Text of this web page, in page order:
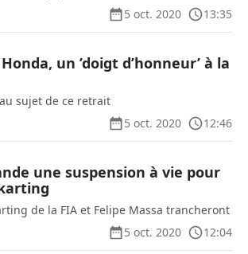
5 oct. 2020
13:35
un ’doigt d’honneur’ à la
sujet de ce retrait
5 oct. 2020
12:46
une suspension à vie pour
de la FIA et Felipe Massa trancheront
5 oct. 2020
12:04